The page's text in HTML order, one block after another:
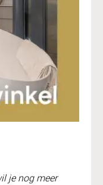
je nog meer